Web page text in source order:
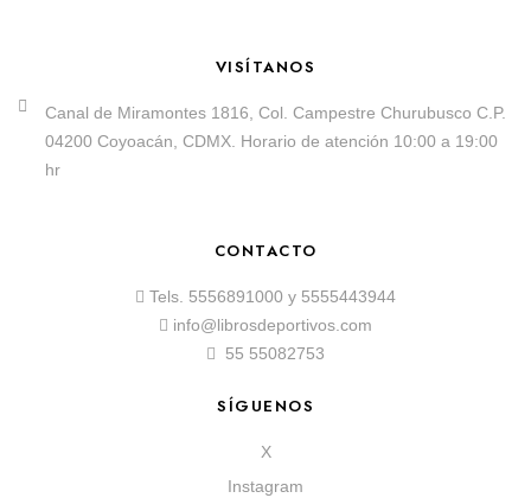
VISÍTANOS
Canal de Miramontes 1816, Col. Campestre Churubusco C.P.
04200 Coyoacán, CDMX. Horario de atención 10:00 a 19:00
hr
CONTACTO
Tels. 5556891000 y 5555443944
info@librosdeportivos.com
55 55082753
SÍGUENOS
X
Instagram